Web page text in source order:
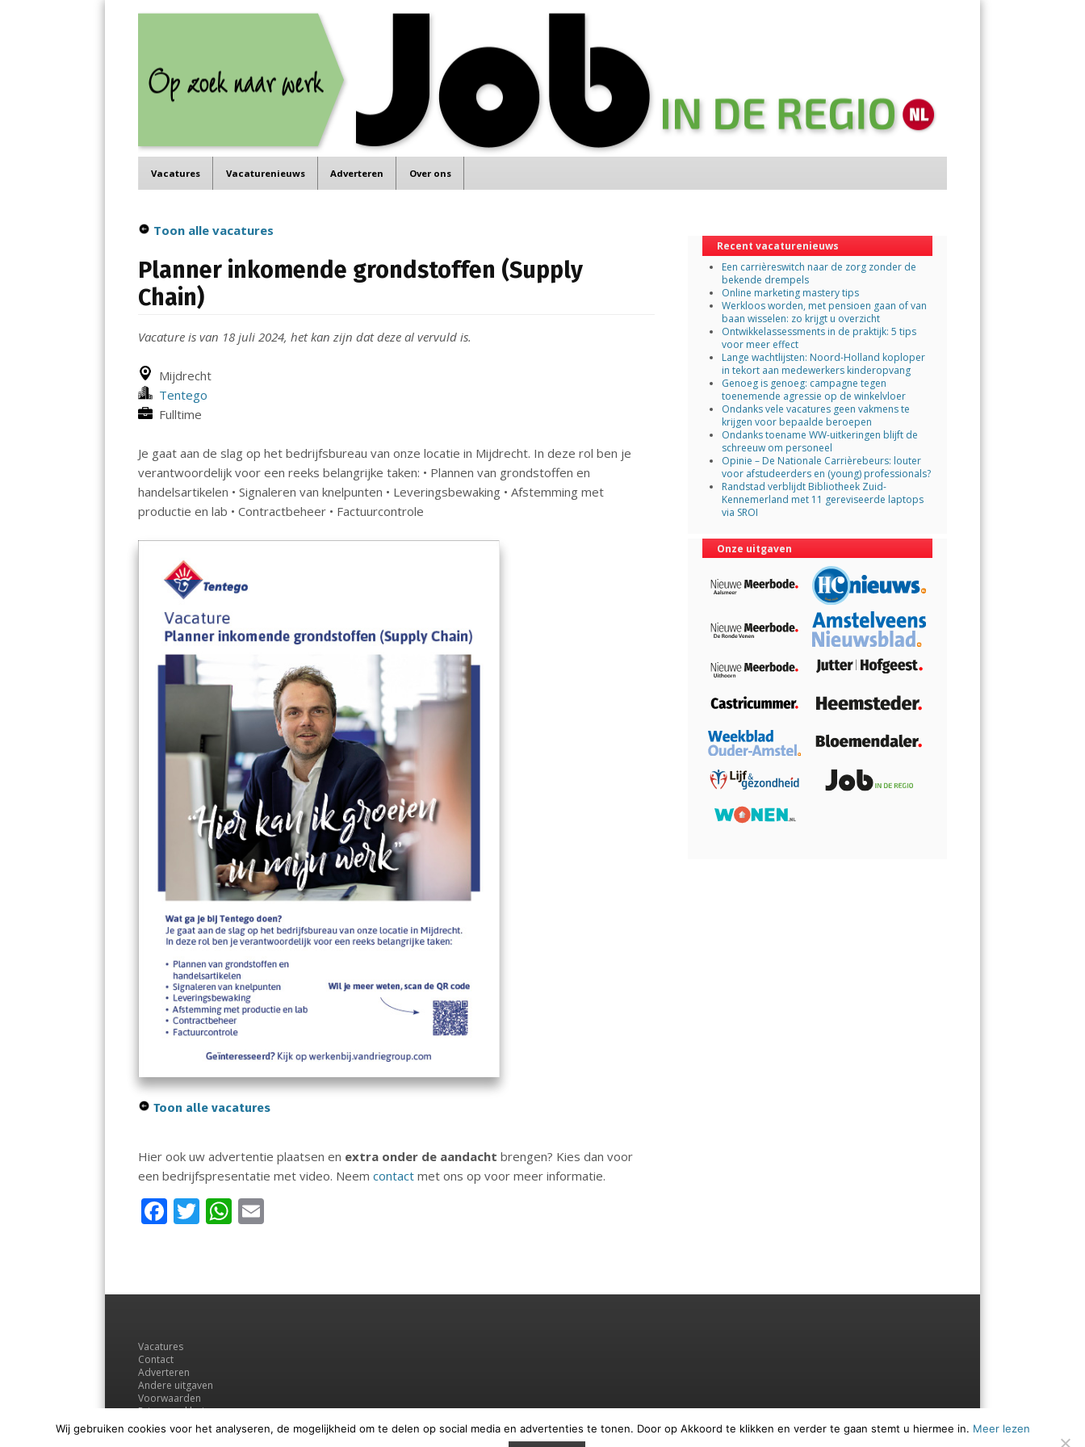
Menu
Vacatures Vacaturenieuws Adverteren Over ons
Toon alle vacatures
Planner inkomende grondstoffen (Supply
Chain)
Vacature is van 18 juli 2024, het kan zijn dat deze al vervuld is.
Mijdrecht
Tentego
Fulltime
Je gaat aan de slag op het bedrijfsbureau van onze locatie in Mijdrecht. In deze rol ben je
verantwoordelijk voor een reeks belangrijke taken: • Plannen van grondstoffen en
handelsartikelen • Signaleren van knelpunten • Leveringsbewaking • Afstemming met
productie en lab • Contractbeheer • Factuurcontrole
Toon alle vacatures
Hier ook uw advertentie plaatsen en extra onder de aandacht brengen? Kies dan voor
een bedrijfspresentatie met video. Neemcontact met ons op voor meer informatie.
F
b
o
k
T
er
W
s l
Recent vacaturenieuws
Een carrièreswitch naar de zorg zonder de
bekende drempels
Online marketing mastery tips
Werkloos worden, met pensioen gaan of van
baan wisselen: zo krijgt u overzicht
Ontwikkelassessments in de praktijk: 5 tips
voor meer effect
Lange wachtlijsten: Noord-Holland koploper
in tekort aan medewerkers kinderopvang
Genoeg is genoeg: campagne tegen
toenemende agressie op de winkelvloer
Ondanks vele vacatures geen vakmens te
krijgen voor bepaalde beroepen
Ondanks toename WW-uitkeringen blijft de
schreeuw om personeel
Opinie – De Nationale Carrièrebeurs: louter
voor afstudeerders en (young) professionals?
Randstad verblijdt Bibliotheek Zuid-
Kennemerland met 11 gereviseerde laptops
via SROI
Onze uitgaven
Vacatures
Contact
Adverteren
Andere uitgaven
Voorwaarden
Privacyverklaring
Wij gebruiken cookies voor het analyseren, de mogelijkheid om te delen op social media en advertenties te tonen. Door op Akkoord te klikken en verder te gaan stemt u hiermee in. Meer lezen